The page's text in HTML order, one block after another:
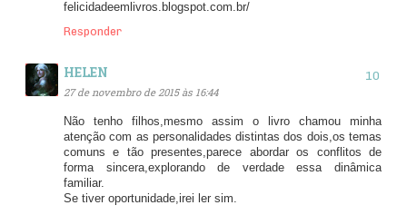
felicidadeemlivros.blogspot.com.br/
Responder
HELEN
27 de novembro de 2015 às 16:44
Não tenho filhos,mesmo assim o livro chamou minha
atenção com as personalidades distintas dos dois,os temas
comuns e tão presentes,parece abordar os conflitos de
forma sincera,explorando de verdade essa dinâmica
familiar.
Se tiver oportunidade,irei ler sim.